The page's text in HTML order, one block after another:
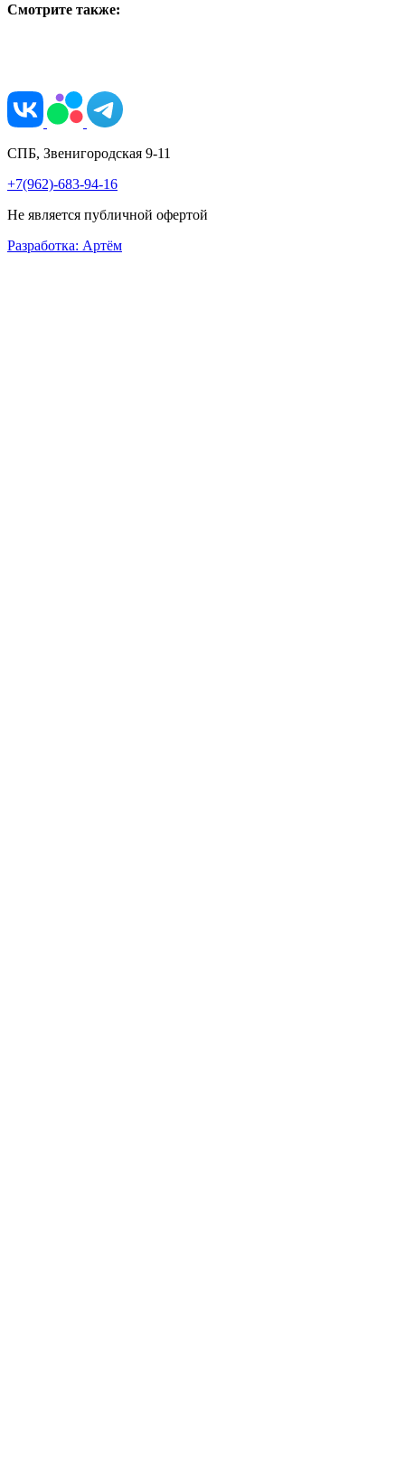
Смотрите также:
СПБ, Звенигородская 9-11
+7(962)-683-94-16
Не является публичной офертой
Разработка: Артём